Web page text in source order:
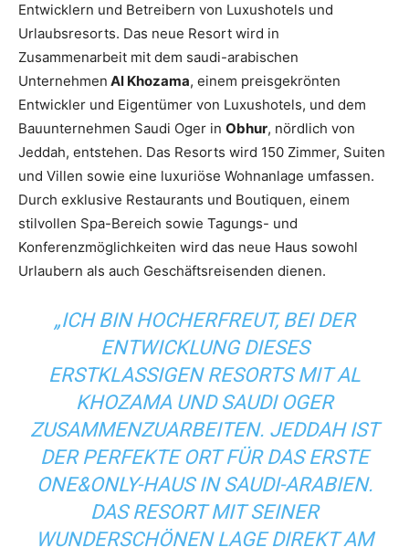
Entwicklern und Betreibern von Luxushotels und
Urlaubsresorts. Das neue Resort wird in
Zusammenarbeit mit dem saudi-arabischen
Unternehmen Al Khozama, einem preisgekrönten
Entwickler und Eigentümer von Luxushotels, und dem
Bauunternehmen Saudi Oger in Obhur, nördlich von
Jeddah, entstehen. Das Resorts wird 150 Zimmer, Suiten
und Villen sowie eine luxuriöse Wohnanlage umfassen.
Durch exklusive Restaurants und Boutiquen, einem
stilvollen Spa-Bereich sowie Tagungs- und
Konferenzmöglichkeiten wird das neue Haus sowohl
Urlaubern als auch Geschäftsreisenden dienen.
„ICH BIN HOCHERFREUT, BEI DER
ENTWICKLUNG DIESES
ERSTKLASSIGEN RESORTS MIT AL
KHOZAMA UND SAUDI OGER
ZUSAMMENZUARBEITEN. JEDDAH IST
DER PERFEKTE ORT FÜR DAS ERSTE
ONE&ONLY-HAUS IN SAUDI-ARABIEN.
DAS RESORT MIT SEINER
WUNDERSCHÖNEN LAGE DIREKT AM